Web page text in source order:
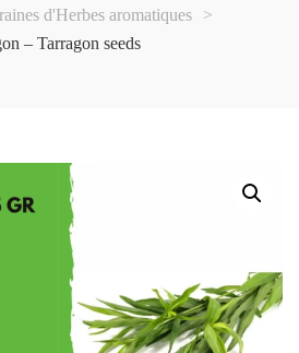
d'Herbes aromatiques
>
– Tarragon seeds